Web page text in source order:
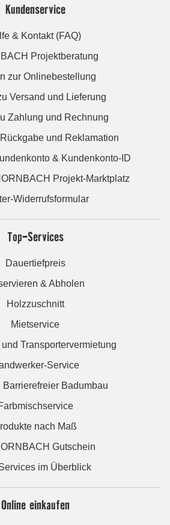
Kundenservice
& Kontakt (FAQ)
Projektberatung
zur Onlinebestellung
Versand und Lieferung
Zahlung und Rechnung
und Reklamation
& Kundenkonto-ID
Projekt-Marktplatz
Widerrufsformular
Top-Services
Dauertiefpreis
& Abholen
Holzzuschnitt
Mietservice
Transportervermietung
Service
Barrierefreier Badumbau
nach Maß
Gutschein
im Überblick
Online einkaufen